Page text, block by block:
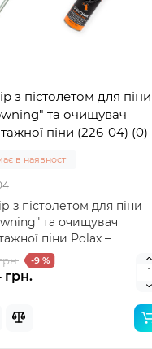
з пістолетом для піни
та очищувач
піни (226-04) (0)
в наявності
з пістолетом для піни
та очищувач
піни Polax –
вибір для профес..
-9 %
грн.